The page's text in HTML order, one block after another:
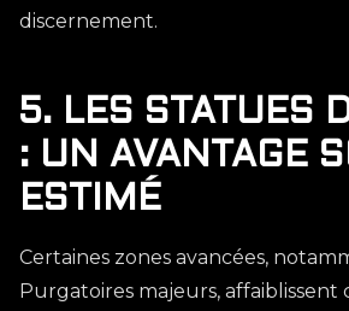
discernement.
5. LES STATUES
: UN AVANTAGE
ESTIMÉ
Certaines zones avancées,
Purgatoires majeurs, affaiblissent